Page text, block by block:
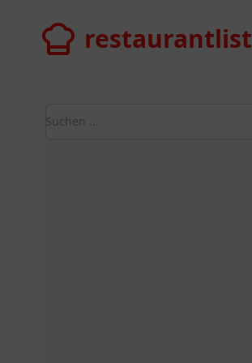
restaurantlistrestaurantlist